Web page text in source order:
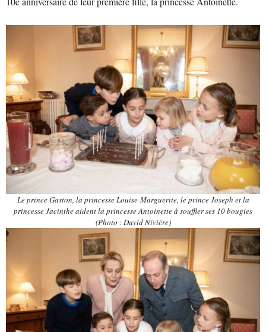
Le prince Gaston, la princesse Louise-Marguerite, le prince Joseph et la
princesse Jacinthe aident la princesse Antoinette à souffler ses 10 bougies
(Photo : David Nivière)